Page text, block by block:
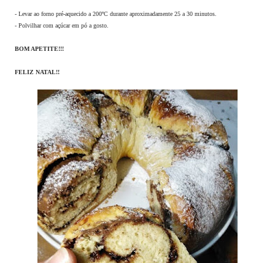
- Levar ao forno pré-aquecido a 200ºC durante aproximadamente 25 a 30 minutos.
- Polvilhar com açúcar em pó a gosto.
BOM APETITE!!!
FELIZ NATAL!!